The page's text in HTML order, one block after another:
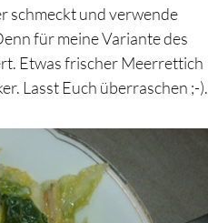
schmeckt und verwende
für meine Variante des
Etwas frischer Meerrettich
Lasst Euch überraschen ;-).